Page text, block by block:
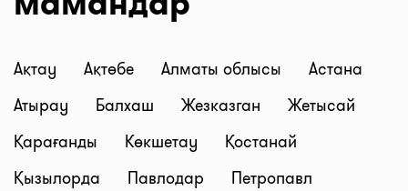
Ақтау Ақтөбе Алматы облысы
Астана
Атырау
Балхаш Жезказган
Жетысай
Қарағанды
Көкшетау
Қостанай
Қызылорда
Павлодар
Петропавл